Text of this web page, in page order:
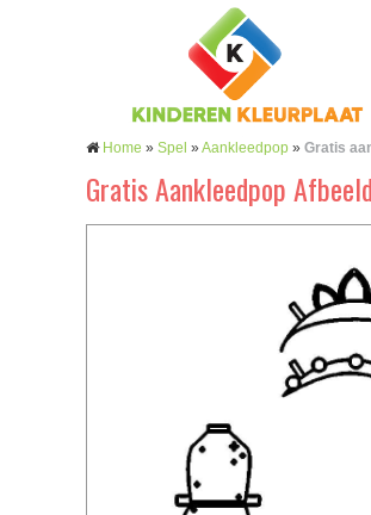
Home » Spel »Aankleedpop » Gratis
Gratis Aankleedpop